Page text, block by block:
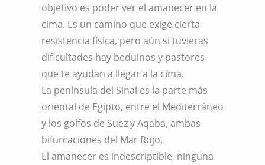
objetivo es poder ver el amanecer en la
cima. Es un camino que exige cierta
resistencia física, pero aún si tuvieras
dificultades hay beduinos y pastores
que te ayudan a llegar a la cima.
La península del Sinaí es la parte más
oriental de Egipto, entre el Mediterráneo
y los golfos de Suez y Aqaba, ambas
bifurcaciones del Mar Rojo.
El amanecer es indescriptible, ninguna